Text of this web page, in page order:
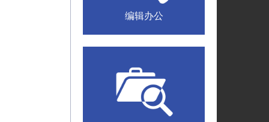
编辑办公